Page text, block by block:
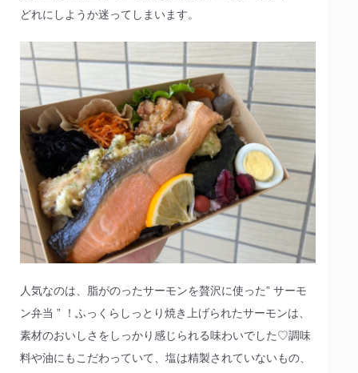
どれにしようか迷ってしまいます。
人気なのは、脂がのったサーモンを贅沢に使った” サーモ
ン弁当 ” ！ふっくらしっとり焼き上げられたサーモンは、
素材のおいしさをしっかり感じられる味わいでした♡調味
料や油にもこだわっていて、塩は精製されていないもの、